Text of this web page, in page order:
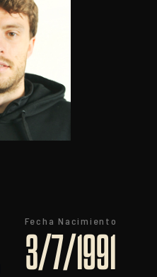
Fecha Nacimiento
3/7/1991